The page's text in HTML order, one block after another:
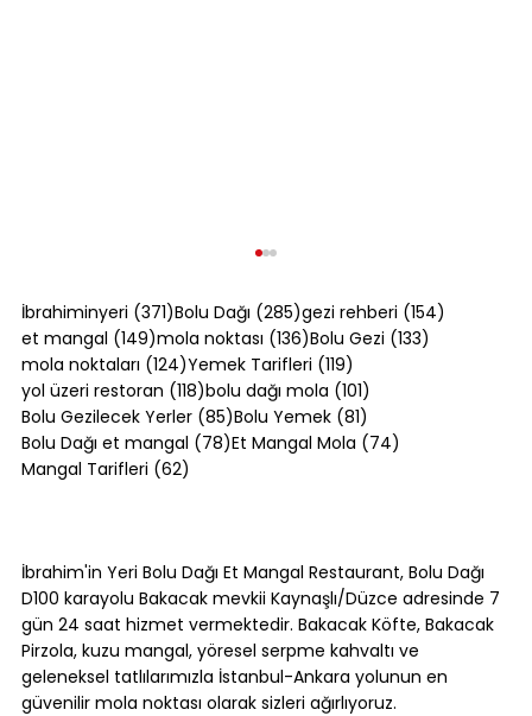
Saatler ve Alternatif Rotalar [2026]
İbrahiminyeri (371)371 yazı
Bolu Dağı (285)285 yazı
gezi rehberi (154)
et mangal (149)149 yazı
mola noktası (136)136 yazı
Bolu Gezi (133)
mola noktaları (124)124 yazı
Yemek Tarifleri (119)
yol üzeri restoran (118)118 yazı
bolu dağı mola (101)
Bolu Gezilecek Yerler (85)85 yazı
Bolu Yemek (81)
Bolu Dağı et mangal (78)78 yazı
Et Mangal Mola (74)
Mangal Tarifleri (62)
İbrahim'in Yeri Bolu Dağı Et Mangal Restaurant, Bolu Dağı
D100 karayolu Bakacak mevkii Kaynaşlı/Düzce adresinde 7
gün 24 saat hizmet vermektedir. Bakacak Köfte, Bakacak
Pirzola, kuzu mangal, yöresel serpme kahvaltı ve
geleneksel tatlılarımızla İstanbul-Ankara yolunun en
güvenilir mola noktası olarak sizleri ağırlıyoruz.